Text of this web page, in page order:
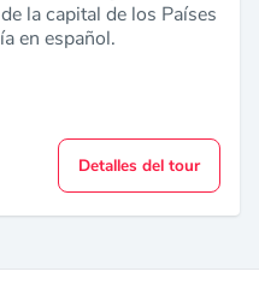
la capital de los Países
en español.
Detalles del tour